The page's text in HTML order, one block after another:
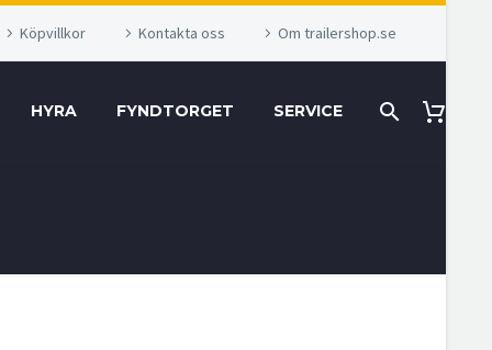
Köpvillkor Kontakta oss Om trailershop.se
HYRA FYNDTORGET SERVICE